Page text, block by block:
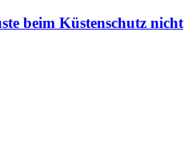
beim Küstenschutz nicht